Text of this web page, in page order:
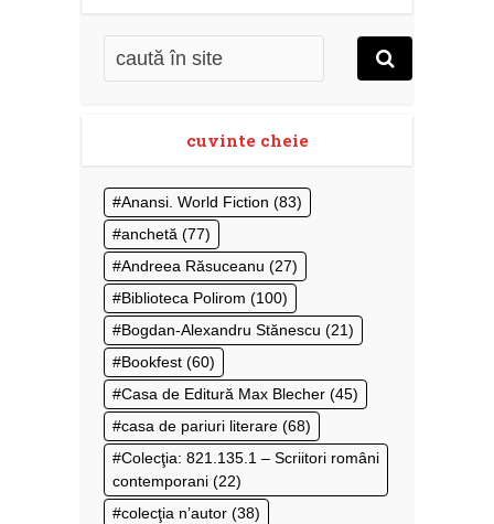
cuvinte cheie
Anansi. World Fiction (83)
anchetă (77)
Andreea Răsuceanu (27)
Biblioteca Polirom (100)
Bogdan-Alexandru Stănescu (21)
Bookfest (60)
Casa de Editură Max Blecher (45)
casa de pariuri literare (68)
Colecţia: 821.135.1 – Scriitori români
contemporani (22)
colecţia n’autor (38)